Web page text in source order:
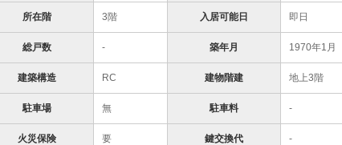
所在階 3階 入居可能日 即日
総戸数 - 築年月 1970年1月
建築構造 RC 建物階建 地上3階
駐車場 無 駐車料 -
火災保険 要 鍵交換代 -